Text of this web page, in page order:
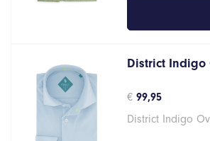
District Indigo
€ 99,95
District Indigo